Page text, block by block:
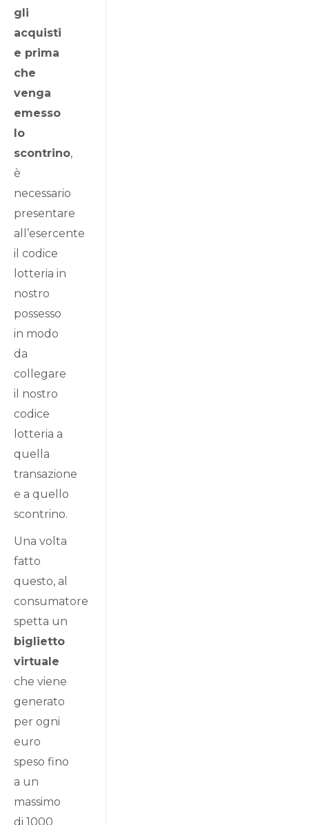
gli
acquisti
e prima
che
venga
emesso
lo
scontrino,
è
necessario
presentare
all’esercente
il codice
lotteria in
nostro
possesso
in modo
da
collegare
il nostro
codice
lotteria a
quella
transazione
e a quello
scontrino.
Una volta
fatto
questo, al
consumatore
spetta un
biglietto
virtuale
che viene
generato
per ogni
euro
speso fino
a un
massimo
di 1000